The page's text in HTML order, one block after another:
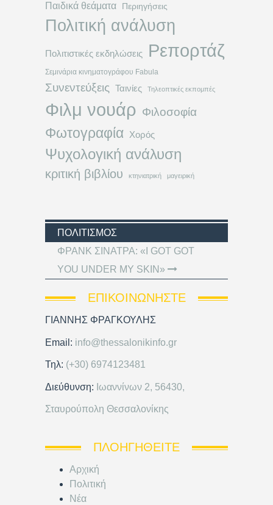
Παιδικά θεάματα Περιηγήσεις
Πολιτική ανάλυση
Πολιτιστικές εκδηλώσεις Ρεπορτάζ
Σεμινάρια κινηματογράφου Fabula
Συνεντεύξεις Ταινίες Τηλεοπτικές εκπομπές
Φιλμ νουάρ Φιλοσοφία
Φωτογραφία Χορός
Ψυχολογική ανάλυση
κριτική βιβλίου κτηνιατρική μαγειρική
ΠΟΛΙΤΙΣΜΌΣ
ΦΡΑΝΚ ΣΙΝΑΤΡΑ: «I GOT GOT
YOU UNDER MY SKIN»
ΕΠΙΚΟΙΝΩΝΉΣΤΕ
ΓΙΑΝΝΗΣ ΦΡΑΓΚΟΥΛΗΣ
Email: info@thessalonikinfo.gr
Τηλ: (+30) 6974123481
Διεύθυνση: Ιωαννίνων 2, 56430,
Σταυρούπολη Θεσσαλονίκης
ΠΛΟΗΓΗΘΕΊΤΕ
Αρχική
Πολιτική
Νέα